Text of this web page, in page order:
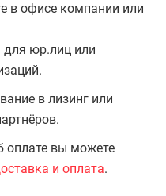
в офисе компании или
для юр.лиц или
в лизинг или
оплате вы можете
и оплата.